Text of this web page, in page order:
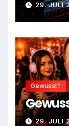
29. JULI
Gewusst?
29. JULI